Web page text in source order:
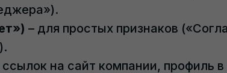
– для простых признаков
на сайт компании, профиль в